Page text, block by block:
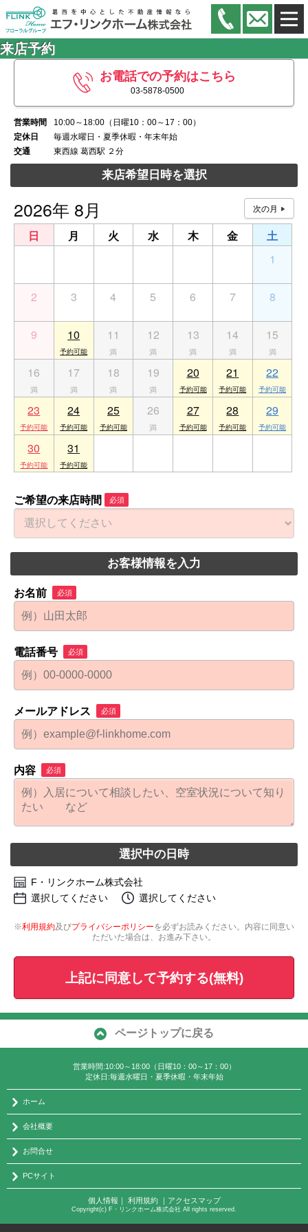
来店予約
お電話での予約はこちら
03-5878-0500
営業時間
10:00～18:00（日曜10：00～17：00）
定休日
毎週水曜日・夏季休暇・年末年始
交通
東西線 葛西駅 ２分
来店希望日時を選択
2026年 8月
日 月 火 水 木 金
土
1
2 3 4 5 6 7 8
9 10 11 12 13 14 15
16 17 18 19 20 21 22
23 24 25 26 27 28 29
30 31
ご希望の来店時間 必須
お客様情報を入力
お名前 必須
電話番号 必須
メールアドレス 必須
内容 必須
選択中の日時
F・リンクホーム株式会社
選択してください
選択してください
※利用規約及びプライバシーポリシーを必ずお読みください。内容に同意い
ただいた場合は、お進み下さい。
上記に同意して予約する(無料)
ページトップに戻る
営業時間:10:00～18:00（日曜10：00～17：00）
定休日:毎週水曜日・夏季休暇・年末年始
ホーム
会社概要
お問合せ
PCサイト
個人情報 利用規約｜ アクセスマップ
Copyright(c) F・リンクホーム株式会社 All rights reserved.